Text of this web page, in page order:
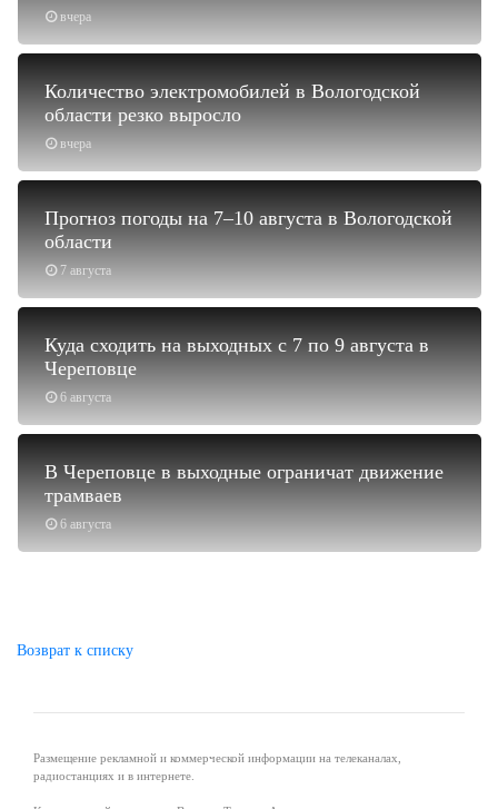
вчера
вчера
Количество электромобилей в Вологодской
области резко выросло
7 августа
Прогноз погоды на 7–10 августа в Вологодской
области
6 августа
Куда сходить на выходных с 7 по 9 августа в
Череповце
6 августа
В Череповце в выходные ограничат движение
трамваев
Возврат к списку
Размещение рекламной и коммерческой информации на телеканалах,
радиостанциях и в интернете.